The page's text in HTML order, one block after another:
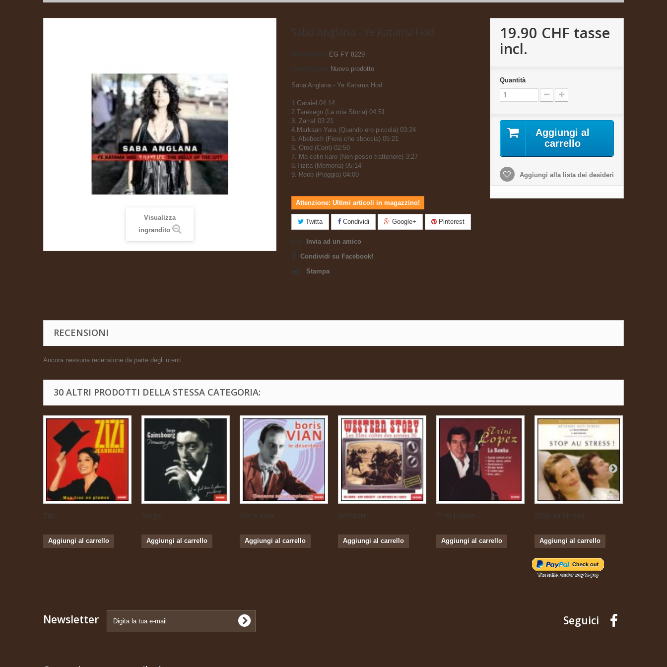
Visualizza
ingrandito
Saba Anglana - Ye Katama Hod
Riferimento
EG FY 8229
Nuovo prodotto
Saba Anglana - Ye Katama Hod
1 Gabriel 04:14
2.Tarekegn (La mia Storia) 04:51
3. Zarraf 03:21
4.Markaan Yara (Quando ero piccola) 03:24
5. Abebech (Fiore che sboccia) 05:21
6. Orod (Corri) 02:50
7. Ma celin karo (Non posso trattenere) 3:27
8.Tizita (Memoria) 05:14
9. Roob (Pioggia) 04:00
Attenzione: Ultimi articoli in magazzino!
Twitta Condividi Google+ Pinterest
Invia ad un amico
Condividi su Facebook!
Stampa
19.90 CHF tasse
incl.
Quantità
Aggiungi al
carrello
Aggiungi alla lista dei desideri
RECENSIONI
Ancora nessuna recensione da parte degli utenti.
30 ALTRI PRODOTTI DELLA STESSA CATEGORIA:
Zizi...
Aggiungi al carrello
Serge...
Aggiungi al carrello
Boris Vian...
Aggiungi al carrello
Western...
Aggiungi al carrello
Trini Lopez...
Aggiungi al carrello
Stop au Stress
Aggiungi al carrello
Newsletter Seguici